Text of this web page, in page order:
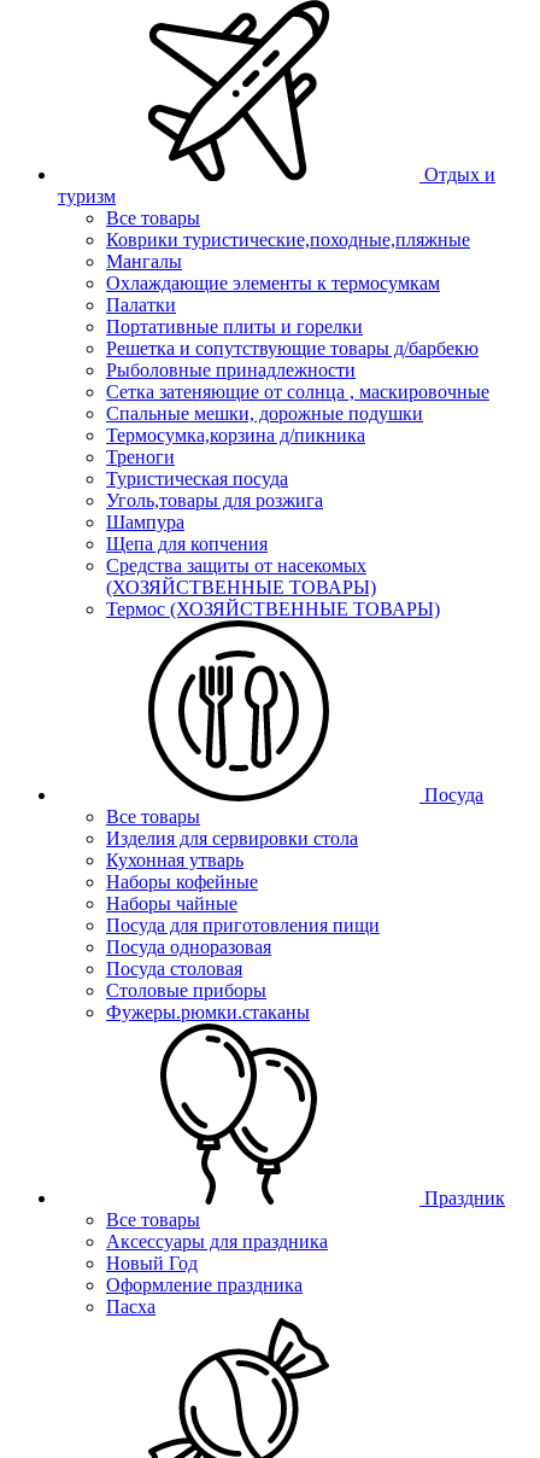
Отдых и
туризм
Все товары
Коврики туристические,походные,пляжные
Мангалы
Охлаждающие элементы к термосумкам
Палатки
Портативные плиты и горелки
Решетка и сопутствующие товары д/барбекю
Рыболовные принадлежности
Сетка затеняющие от солнца , маскировочные
Спальные мешки, дорожные подушки
Термосумка,корзина д/пикника
Треноги
Туристическая посуда
Уголь,товары для розжига
Шампура
Щепа для копчения
Средства защиты от насекомых
(ХОЗЯЙСТВЕННЫЕ ТОВАРЫ)
Термос (ХОЗЯЙСТВЕННЫЕ ТОВАРЫ)
Посуда
Все товары
Изделия для сервировки стола
Кухонная утварь
Наборы кофейные
Наборы чайные
Посуда для приготовления пищи
Посуда одноразовая
Посуда столовая
Столовые приборы
Фужеры.рюмки.стаканы
Праздник
Все товары
Аксессуары для праздника
Новый Год
Оформление праздника
Пасха